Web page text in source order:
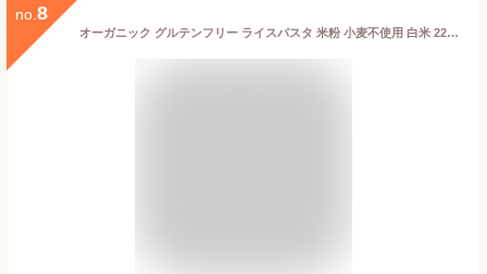
no. 8
オーガニック グルテンフリー ライスパスタ 米粉 小麦不使用 白米 225g×2個 有機 JAS 無添加 低糖質 パスタ ジャスミン米 タイ米 ダイエット アレルゲンフリー 低GI 無農薬 スパゲッティ ライスヌードル PERFECT EARTH(パーフェクトアース)